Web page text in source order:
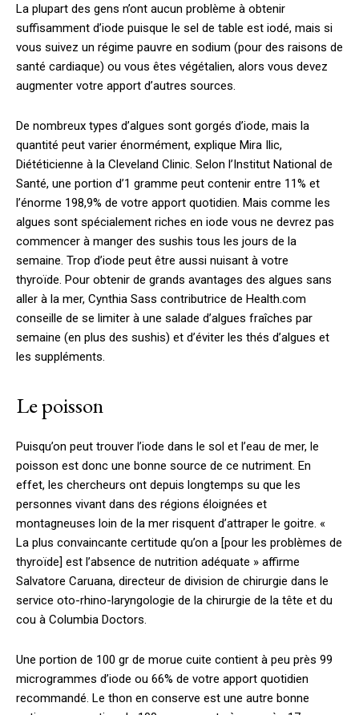
La plupart des gens n’ont aucun problème à obtenir
suffisamment d’iode puisque le sel de table est iodé, mais si
vous suivez un régime pauvre en sodium (pour des raisons de
santé cardiaque) ou vous êtes végétalien, alors vous devez
augmenter votre apport d’autres sources.
De nombreux types d’algues sont gorgés d’iode, mais la
quantité peut varier énormément, explique Mira Ilic,
Diététicienne à la Cleveland Clinic. Selon l’Institut National de
Santé, une portion d’1 gramme peut contenir entre 11% et
l’énorme 198,9% de votre apport quotidien. Mais comme les
algues sont spécialement riches en iode vous ne devrez pas
commencer à manger des sushis tous les jours de la
semaine. Trop d’iode peut être aussi nuisant à votre
thyroïde. Pour obtenir de grands avantages des algues sans
aller à la mer, Cynthia Sass contributrice de Health.com
conseille de se limiter à une salade d’algues fraîches par
semaine (en plus des sushis) et d’éviter les thés d’algues et
les suppléments.
Le poisson
Puisqu’on peut trouver l’iode dans le sol et l’eau de mer, le
poisson est donc une bonne source de ce nutriment. En
effet, les chercheurs ont depuis longtemps su que les
personnes vivant dans des régions éloignées et
montagneuses loin de la mer risquent d’attraper le goitre. «
La plus convaincante certitude qu’on a [pour les problèmes de
thyroïde] est l’absence de nutrition adéquate » affirme
Salvatore Caruana, directeur de division de chirurgie dans le
service oto-rhino-laryngologie de la chirurgie de la tête et du
cou à Columbia Doctors.
Une portion de 100 gr de morue cuite contient à peu près 99
microgrammes d’iode ou 66% de votre apport quotidien
recommandé. Le thon en conserve est une autre bonne